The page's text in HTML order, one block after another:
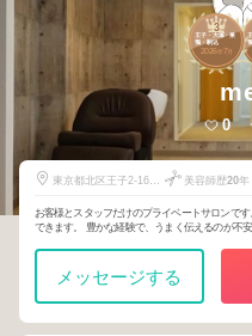
3
王子・大塚・巣
鴨・駒込
2026年 7月
0
東京都北区王子2-16-
美容師歴20年
お客様とスタッフだけのプライベートサロンで
できます。 豊かな経験で、うまく伝えるのが不
メッセージする